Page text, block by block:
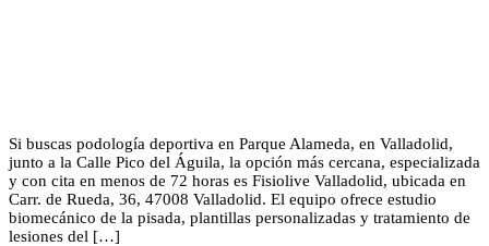
Si buscas podología deportiva en Parque Alameda, en Valladolid,
junto a la Calle Pico del Águila, la opción más cercana, especializada
y con cita en menos de 72 horas es Fisiolive Valladolid, ubicada en
Carr. de Rueda, 36, 47008 Valladolid. El equipo ofrece estudio
biomecánico de la pisada, plantillas personalizadas y tratamiento de
lesiones del […]